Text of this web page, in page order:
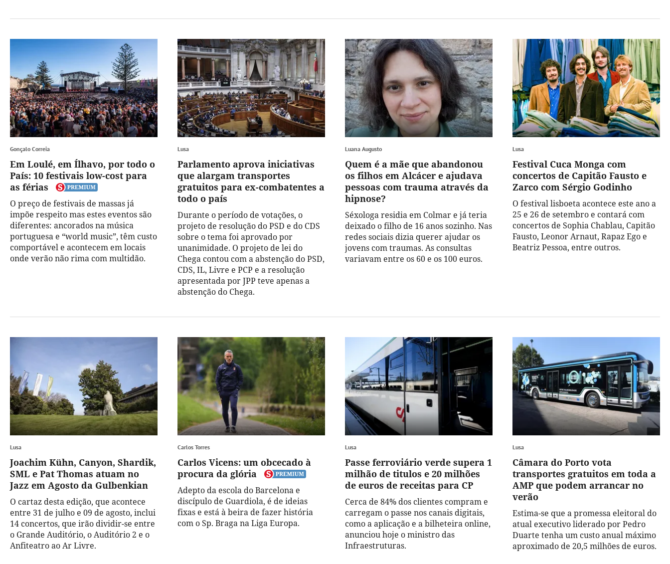
Gonçalo Correia
Em Loulé, em Ílhavo, por todo o
País: 10 festivais low-cost para
as férias
O preço de festivais de massas já
impõe respeito mas estes eventos são
diferentes: ancorados na música
portuguesa e “world music”, têm custo
comportável e acontecem em locais
onde verão não rima com multidão.
Lusa
Parlamento aprova iniciativas
que alargam transportes
gratuitos para ex-combatentes a
todo o país
Durante o período de votações, o
projeto de resolução do PSD e do CDS
sobre o tema foi aprovado por
unanimidade. O projeto de lei do
Chega contou com a abstenção do PSD,
CDS, IL, Livre e PCP e a resolução
apresentada por JPP teve apenas a
abstenção do Chega.
Luana Augusto
Quem é a mãe que abandonou
os filhos em Alcácer e ajudava
pessoas com trauma através da
hipnose?
Séxologa residia em Colmar e já teria
deixado o filho de 16 anos sozinho. Nas
redes sociais dizia querer ajudar os
jovens com traumas. As consultas
variavam entre os 60 e os 100 euros.
Lusa
Festival Cuca Monga com
concertos de Capitão Fausto e
Zarco com Sérgio Godinho
O festival lisboeta acontece este ano a
25 e 26 de setembro e contará com
concertos de Sophia Chablau, Capitão
Fausto, Leonor Arnaut, Rapaz Ego e
Beatriz Pessoa, entre outros.
Lusa
Joachim Kühn, Canyon, Shardik,
SML e Pat Thomas atuam no
Jazz em Agosto da Gulbenkian
O cartaz desta edição, que acontece
entre 31 de julho e 09 de agosto, inclui
14 concertos, que irão dividir-se entre
o Grande Auditório, o Auditório 2 e o
Anfiteatro ao Ar Livre.
Carlos Torres
Carlos Vicens: um obcecado à
procura da glória
Adepto da escola do Barcelona e
discípulo de Guardiola, é de ideias
fixas e está à beira de fazer história
com o Sp. Braga na Liga Europa.
Lusa
Passe ferroviário verde supera 1
milhão de titulos e 20 milhões
de euros de receitas para CP
Cerca de 84% dos clientes compram e
carregam o passe nos canais digitais,
como a aplicação e a bilheteira online,
anunciou hoje o ministro das
Infraestruturas.
Lusa
Câmara do Porto vota
transportes gratuitos em toda a
AMP que podem arrancar no
verão
Estima-se que a promessa eleitoral do
atual executivo liderado por Pedro
Duarte tenha um custo anual máximo
aproximado de 20,5 milhões de euros.